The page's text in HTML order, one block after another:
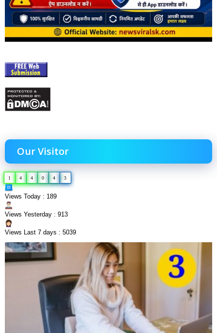
Our Visitor
1 4 4 0 4 3
Views Today : 189
Views Yesterday : 913
Views Last 7 days : 5039